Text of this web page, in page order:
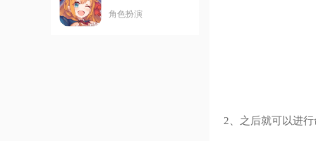
版
角色扮演
2、之后就可以进